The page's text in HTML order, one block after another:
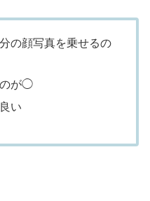
の顔写真を乗せるの
のが◯
い